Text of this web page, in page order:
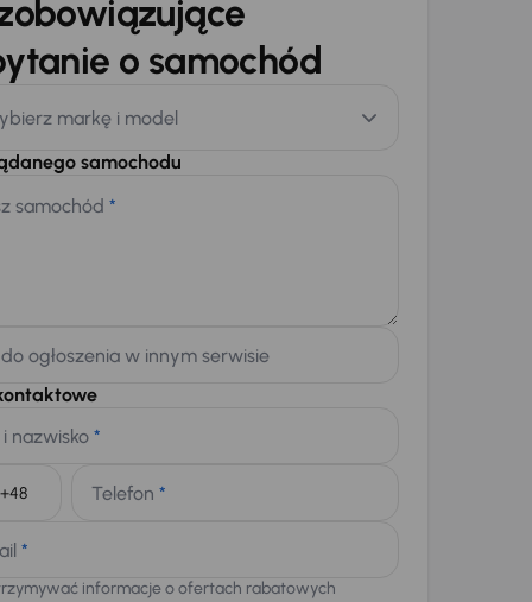
o samochód
markę i model
samochodu
samochód *
ogłoszenia w innym serwisie
nazwisko *
Telefon *
*
informacje o ofertach rabatowych